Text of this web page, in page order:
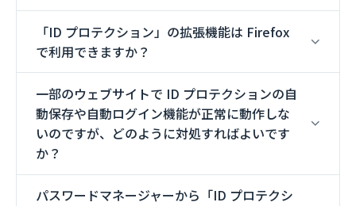
「ID プロテクション」の拡張機能は Firefox
で利用できますか？
一部のウェブサイトで ID プロテクションの自
動保存や自動ログイン機能が正常に動作しな
いのですが、どのように対処すればよいです
か？
パスワードマネージャーから「ID プロテクシ